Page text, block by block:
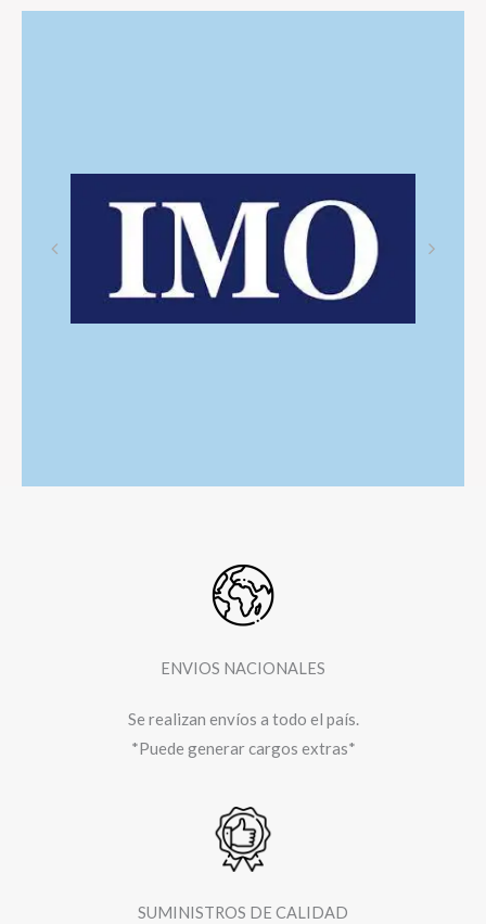
ENVIOS NACIONALES
Se realizan envíos a todo el país.
*Puede generar cargos extras*
SUMINISTROS DE CALIDAD